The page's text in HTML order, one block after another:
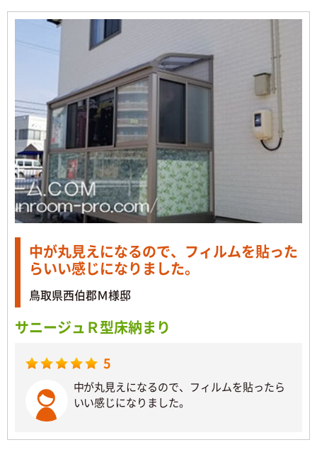
中が丸見えになるので、フィルムを貼った
らいい感じになりました。
鳥取県西伯郡Ｍ様邸
サニージュＲ型床納まり
5
中が丸見えになるので、フィルムを貼ったら
いい感じになりました。